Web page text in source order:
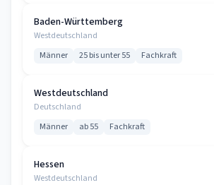
Baden-Württemberg
Westdeutschland
Männer 25 bis unter 55 Fachkraft
Westdeutschland
Deutschland
Männer ab 55 Fachkraft
Hessen
Westdeutschland